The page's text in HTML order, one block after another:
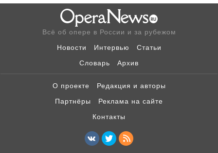
Всё об опере в России и за рубежом
Новости
Интервью
Статьи
Словарь
Архив
О проекте
Редакция и авторы
Партнёры
Реклама на сайте
Контакты